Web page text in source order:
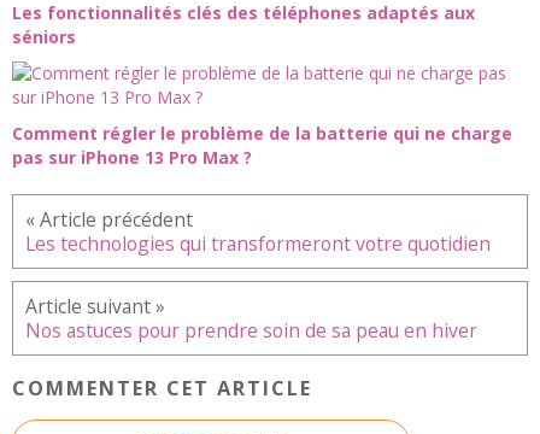
Les fonctionnalités clés des téléphones adaptés aux
séniors
Comment régler le problème de la batterie qui ne charge
pas sur iPhone 13 Pro Max ?
Les technologies qui transformeront votre quotidien
Nos astuces pour prendre soin de sa peau en hiver
COMMENTER CET ARTICLE